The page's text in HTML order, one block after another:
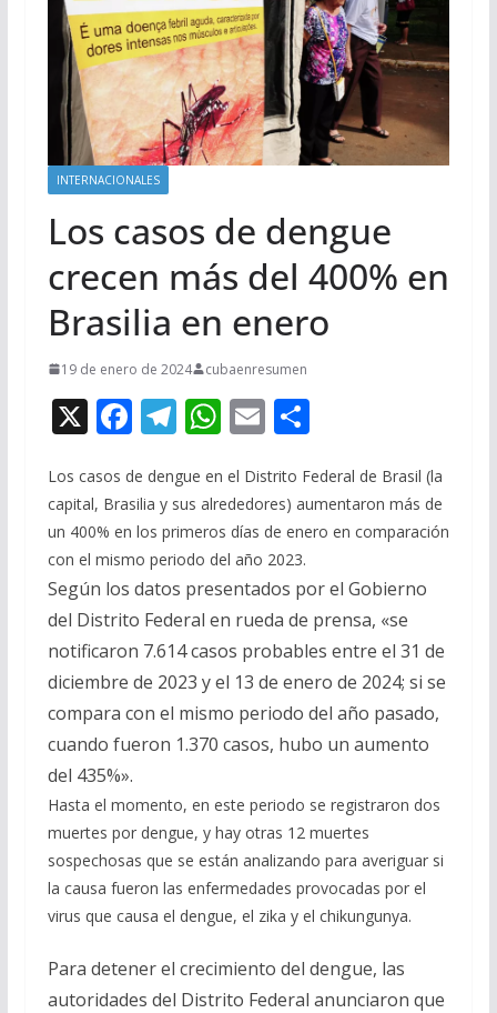
INTERNACIONALES
Los casos de dengue
crecen más del 400% en
Brasilia en enero
19 de enero de 2024 cubaenresumen
X F
e
b
o
o
k
T
e
gr
a
m
W
at
s
A
p
p
E
ai
l
C
m
p
ti
r
Los casos de dengue en el Distrito Federal de Brasil (la
capital, Brasilia y sus alrededores) aumentaron más de
un 400% en los primeros días de enero en comparación
con el mismo periodo del año 2023.
Según los datos presentados por el Gobierno
del Distrito Federal en rueda de prensa, «se
notificaron 7.614 casos probables entre el 31 de
diciembre de 2023 y el 13 de enero de 2024; si se
compara con el mismo periodo del año pasado,
cuando fueron 1.370 casos, hubo un aumento
del 435%».
Hasta el momento, en este periodo se registraron dos
muertes por dengue, y hay otras 12 muertes
sospechosas que se están analizando para averiguar si
la causa fueron las enfermedades provocadas por el
virus que causa el dengue, el zika y el chikungunya.
Para detener el crecimiento del dengue, las
autoridades del Distrito Federal anunciaron que